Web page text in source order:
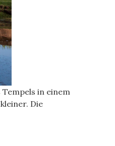
in einem
Die